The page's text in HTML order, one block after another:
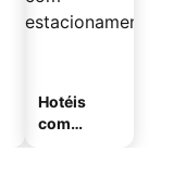
Hotéis
com